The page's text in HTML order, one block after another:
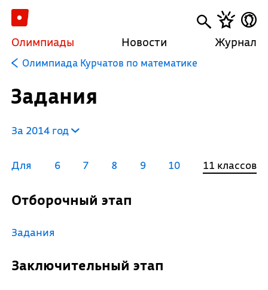
Олимпиады Новости Журнал
Олимпиада Курчатов по математике
Задания
За 2014 год
Для 6 7 8 9 10 11 классов
Отборочный этап
Задания
Заключительный этап